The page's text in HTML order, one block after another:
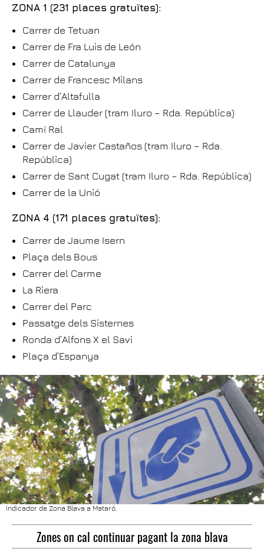
ZONA 1 (231 places gratuïtes):
Carrer de Tetuan
Carrer de Fra Luis de León
Carrer de Catalunya
Carrer de Francesc Milans
Carrer d’Altafulla
Carrer de Llauder (tram Iluro – Rda. República)
Camí Ral
Carrer de Javier Castaños (tram Iluro – Rda.
República)
Carrer de Sant Cugat (tram Iluro – Rda. República)
Carrer de la Unió
ZONA 4 (171 places gratuïtes):
Carrer de Jaume Isern
Plaça dels Bous
Carrer del Carme
La Riera
Carrer del Parc
Passatge dels Sisternes
Ronda d’Alfons X el Savi
Plaça d’Espanya
Indicador de Zona Blava a Mataró.
Zones on cal continuar pagant la zona blava